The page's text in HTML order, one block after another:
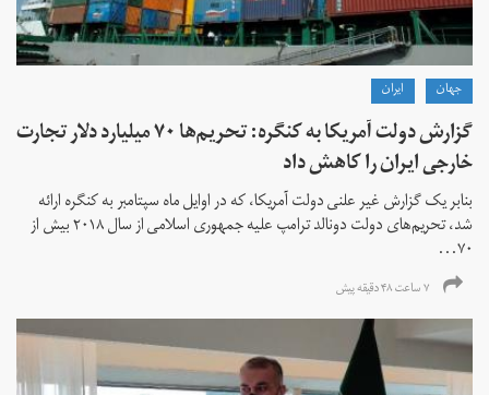
جهان ايران
گزارش دولت آمریکا به کنگره: تحریم‌ها ۷۰ میلیارد دلار تجارت
خارجی ایران را کاهش داد
بنابر یک گزارش غیر علنی دولت آمریکا، که در اوایل ماه سپتامبر به کنگره ارائه
شد، تحریم‌های دولت دونالد ترامپ علیه جمهوری اسلامی از سال ۲۰۱۸ بیش از
۷۰...
۷ ساعت ۴۸ دقیقه پیش